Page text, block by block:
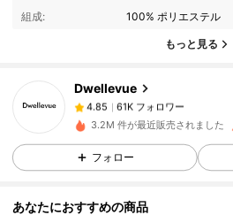
組成:
100% ポリエステル
もっと見る
Dwellevue
61K フォロワー
4.85
61K フォロワー
は1日前に購入しました
4.85 61K フォロワー
3.2M 件が最近販売されました
フォロー
あなたにおすすめの商品